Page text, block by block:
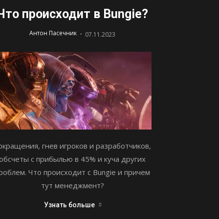
происходит в Bungie?
Антон Пасечник - 07.11.2023
гнев игроков и разработчиков,
с прибылью в 45% и куча других
Что происходит с Bungie и причем
тут менеджмент?
Узнать больше